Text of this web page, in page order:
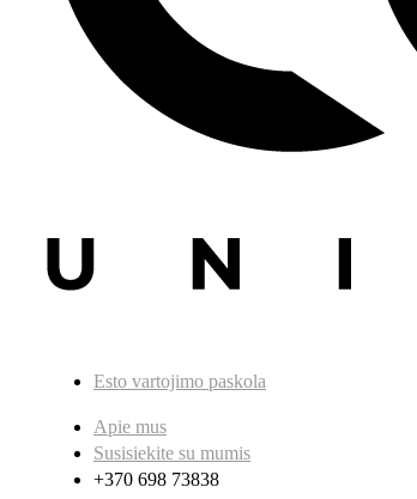
Esto vartojimo paskola
Apie mus
Susisiekite su mumis
+370 698 73838